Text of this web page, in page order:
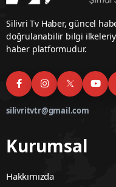
Silivri Tv Haber, güncel
doğrulanabilir bilgi
haber platformudur.
silivritvtr@gmail.com
Kurumsal
Hakkımızda